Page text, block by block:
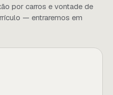
por carros e vontade de
— entraremos em